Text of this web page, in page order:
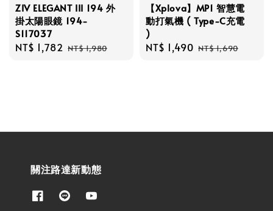
ZIV ELEGANT III 194 外
掛太陽眼鏡 194-
S117037
Sale
NT$ 1,782 Regular
NT$ 1,980
【Xplova】MP1 智慧電
動打氣機 ( Type-C充電
)
Sale
NT$ 1,490 Regular
NT$ 1,690
關注路達新動態